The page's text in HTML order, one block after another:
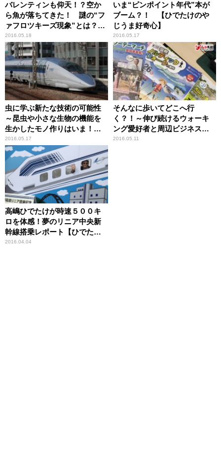
バレンティンも仰天！？空か
ら魚が落ちてきた！ 謎の“フ
ァフロツキーズ現象”とは？
【ひでたけのやじうま好奇
心】
2016.05.18
いま“ピンポイント年代”本が
ブーム？！ 【ひでたけのや
じうま好奇心】
2016.05.17
虫に学ぶ新たな技術の可能性
～昆虫や小さな生物の機能を
生かしたモノ作りはいま！
【ひでたけのやじうま好奇
心】
2016.05.17
そんなに歩いてどこへ行
く？！～伸び続けるウォーキ
ング愛好者と周辺ビジネスの
皮算用とは？！ 【ひでたけ
2016.05.11
高嶋ひでたけが時速５００キ
ロを体感！夢のリニア中央新
幹線搭乗レポート【ひでたけ
のやじうま好奇心】
2016.04.04